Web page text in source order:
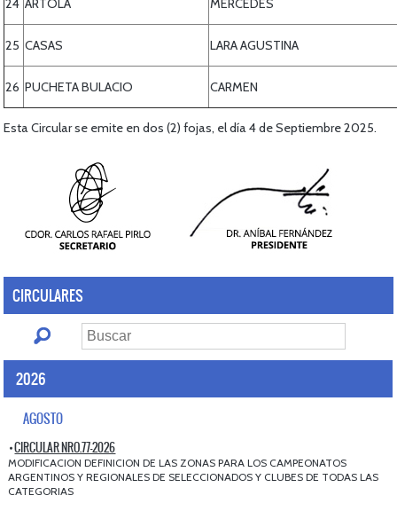
24 ARTOLA MERCEDES
25 CASAS LARA AGUSTINA
26 PUCHETA BULACIO CARMEN
Esta Circular se emite en dos (2) fojas, el día 4 de Septiembre 2025.
CIRCULARES
2026
AGOSTO
CIRCULAR NRO.77-2026
MODIFICACION DEFINICION DE LAS ZONAS PARA LOS CAMPEONATOS
ARGENTINOS Y REGIONALES DE SELECCIONADOS Y CLUBES DE TODAS LAS
CATEGORIAS